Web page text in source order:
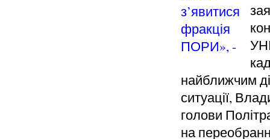
найближчим
ситуації,
голови
на